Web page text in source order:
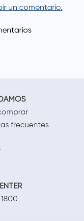
un comentario.
frecuentes
1800